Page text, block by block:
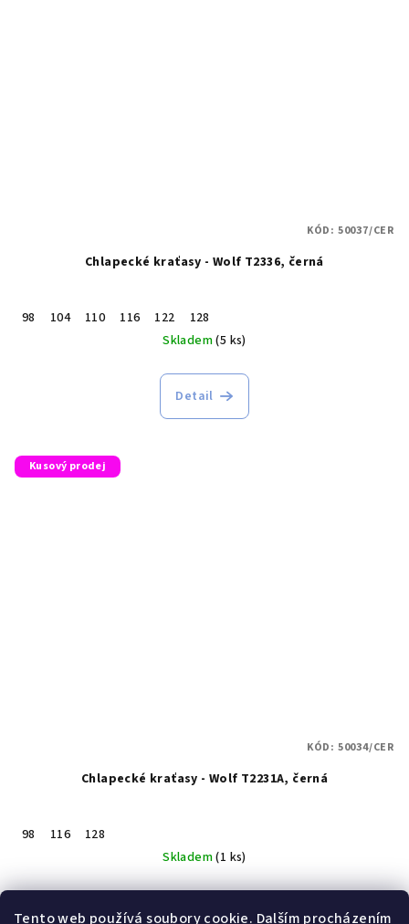
Tento web používá soubory cookie. Dalším procházením
Chlapecké kraťasy - Wolf T2336, černá
98 104 110 116 122
128
Skladem(5 ks)
Detail
KÓD: 50037/CER
Kusový prodej
Chlapecké kraťasy - Wolf T2231A, černá
98 116
128
Skladem(1 ks)
Detail
KÓD: 50034/CER